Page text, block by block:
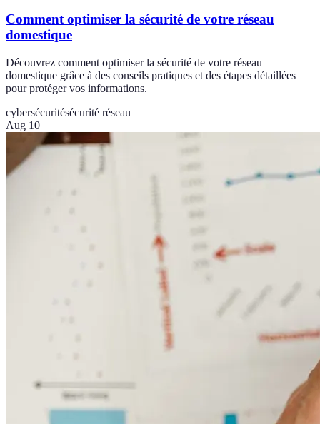
Comment optimiser la sécurité de votre réseau
domestique
Découvrez comment optimiser la sécurité de votre réseau
domestique grâce à des conseils pratiques et des étapes détaillées
pour protéger vos informations.
cybersécuritésécurité réseau
Aug 10